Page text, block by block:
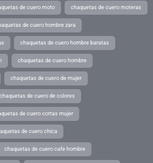
de cuero moto chaquetas de cuero moteras
de cuero hombre zara
chaquetas de cuero hombre baratas
chaquetas de cuero hombre
chaquetas de cuero de mujer
chaquetas de cuero de colores
de cuero cortas mujer
de cuero chica
chaquetas de cuero cafe hombre